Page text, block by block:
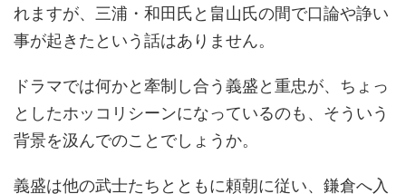
れますが、三浦・和田氏と畠山氏の間で口論や諍い
事が起きたという話はありません。
ドラマでは何かと牽制し合う義盛と重忠が、ちょっ
としたホッコリシーンになっているのも、そういう
背景を汲んでのことでしょうか。
義盛は他の武士たちとともに頼朝に従い、鎌倉へ入